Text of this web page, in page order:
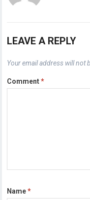
LEAVE A REPLY
Your email address will not
Comment*
Name*